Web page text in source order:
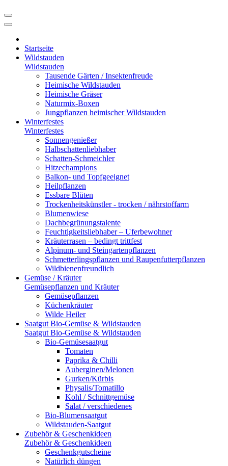
Startseite
Wildstauden
Wildstauden
Tausende Gärten / Insektenfreude
Heimische Wildstauden
Heimische Gräser
Naturmix-Boxen
Jungpflanzen heimischer Wildstauden
Winterfestes
Winterfestes
Sonnengenießer
Halbschattenliebhaber
Schatten-Schmeichler
Hitzechampions
Balkon- und Topfgeeignet
Heilpflanzen
Essbare Blüten
Trockenheitskünstler - trocken / nährstoffarm
Blumenwiese
Dachbegrünungstalente
Feuchtigkeitsliebhaber – Uferbewohner
Kräuterrasen – bedingt trittfest
Alpinum- und Steingartenpflanzen
Schmetterlingspflanzen und Raupenfutterpflanzen
Wildbienenfreundlich
Gemüse / Kräuter
Gemüsepflanzen und Kräuter
Gemüsepflanzen
Küchenkräuter
Wilde Heiler
Saatgut Bio-Gemüse & Wildstauden
Saatgut Bio-Gemüse & Wildstauden
Bio-Gemüsesaatgut
Tomaten
Paprika & Chilli
Auberginen/Melonen
Gurken/Kürbis
Physalis/Tomatillo
Kohl / Schnittgemüse
Salat / verschiedenes
Bio-Blumensaatgut
Wildstauden-Saatgut
Zubehör & Geschenkideen
Zubehör & Geschenkideen
Geschenkgutscheine
Natürlich düngen